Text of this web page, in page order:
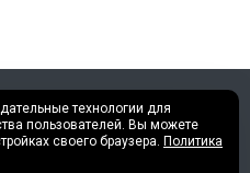
права защищены.
технологии для
пользователей. Вы можете
своего браузера. Политика